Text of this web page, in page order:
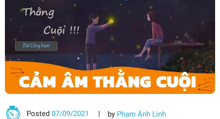
Posted07/09/2021 by Phạm Ánh Linh